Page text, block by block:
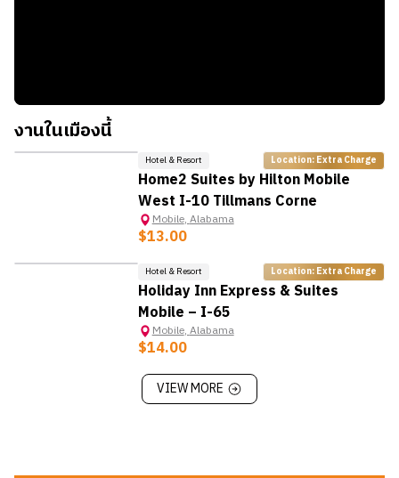
Shuttle/Express Fare: $3.00 (ชำระด้วยเงินสดเท่านั้น)
Moda! Downtown Circulator: $0.50 สำหรับบริการวนรอบ
ใจกลางเมือง
งานในเมืองนี้
Hotel & Resort Location: Extra Charge
Home2 Suites by Hilton Mobile
West I-10 Tillmans Corne
Mobile,Alabama
$13.00
Hotel & Resort Location: Extra Charge
Holiday Inn Express & Suites
Mobile – I-65
Mobile,Alabama
$14.00
VIEW MORE